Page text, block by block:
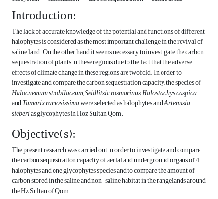
Introduction:
The lack of accurate knowledge of the potential and functions of different
halophytes is considered as the most important challenge in the revival of
saline land. On the other hand, it seems necessary to investigate the carbon
sequestration of plants in these regions due to the fact that the adverse
effects of climate change in these regions are twofold. In order to
investigate and compare the carbon sequestration capacity, the species of
Halocnemum strobilaceum, Seidlitzia rosmarinus, Halostachys caspica
andTamarix ramosissimawere selected as halophytes andArtemisia
sieberias glycophytes in Hoz Sultan Qom.
Objective(s):
The present research was carried out in order to investigate and compare
the carbon sequestration capacity of aerial and underground organs of 4
halophytes and one glycophytes species and to compare the amount of
carbon stored in the saline and non-saline habitat in the rangelands around
the Hz Sultan of Qom